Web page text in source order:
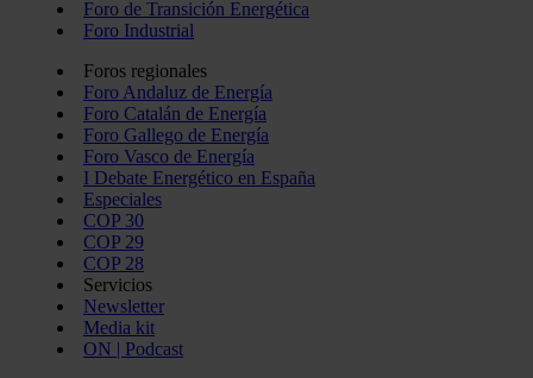
Foro de Transición Energética
Foro Industrial
Foros regionales
Foro Andaluz de Energía
Foro Catalán de Energía
Foro Gallego de Energía
Foro Vasco de Energía
I Debate Energético en España
Especiales
COP 30
COP 29
COP 28
Servicios
Newsletter
Media kit
ON | Podcast